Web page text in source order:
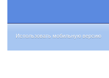
Использовать мобильную версию